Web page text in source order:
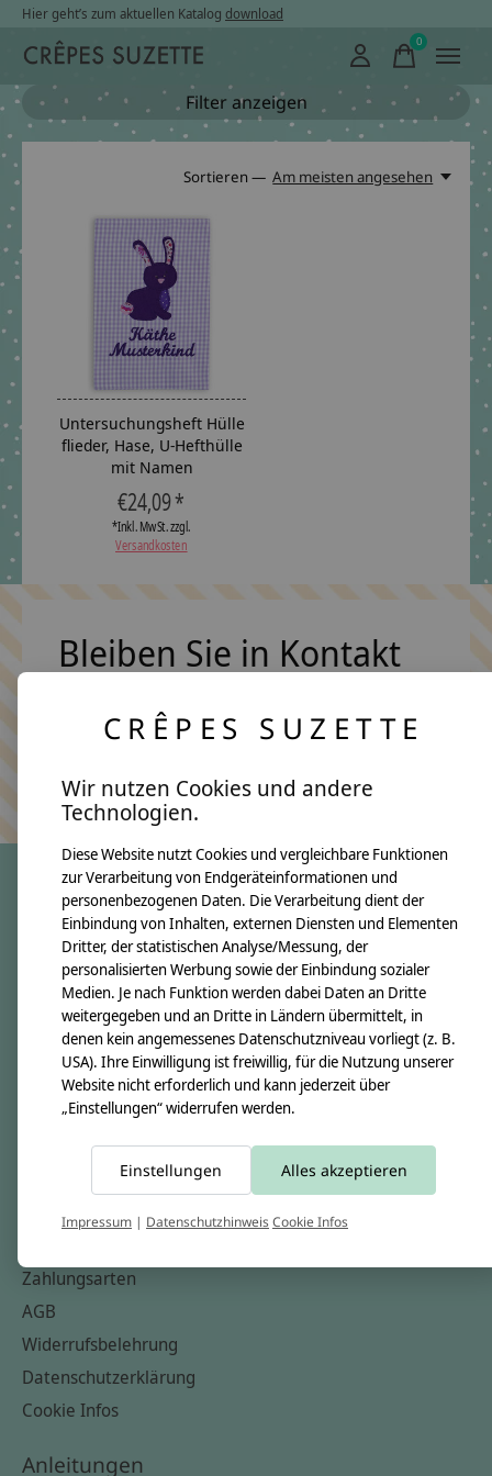
Hier geht’s zum aktuellen Katalog download
0items
Filter anzeigen
Sortieren — Am meisten angesehen
Untersuchungsheft Hülle
flieder, Hase, U-Hefthülle
mit Namen
€24,09 *
*Inkl. MwSt. zzgl.
Versandkosten
Bleiben Sie in Kontakt
Keine Sorge, wir übertreiben es nicht
crêpes suzette
Über uns
Unsere Creppies
Nähkästchen
Unsere Stoffe
Impressum
Informationen
Kontakt
Zahlungsarten
AGB
Widerrufsbelehrung
Datenschutzerklärung
Cookie Infos
Anleitungen
CRÊPES SUZETTE
Wir nutzen Cookies und andere
Technologien.
Diese Website nutzt Cookies und vergleichbare Funktionen
zur Verarbeitung von Endgeräteinformationen und
personenbezogenen Daten. Die Verarbeitung dient der
Einbindung von Inhalten, externen Diensten und Elementen
Dritter, der statistischen Analyse/Messung, der
personalisierten Werbung sowie der Einbindung sozialer
Medien. Je nach Funktion werden dabei Daten an Dritte
weitergegeben und an Dritte in Ländern übermittelt, in
denen kein angemessenes Datenschutzniveau vorliegt (z. B.
USA). Ihre Einwilligung ist freiwillig, für die Nutzung unserer
Website nicht erforderlich und kann jederzeit über
„Einstellungen“ widerrufen werden.
Einstellungen Alles akzeptieren
Impressum | DatenschutzhinweisCookie Infos